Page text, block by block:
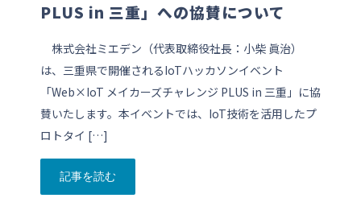
PLUS in 三重」への協賛について
株式会社ミエデン（代表取締役社長：小柴 眞治）
は、三重県で開催されるIoTハッカソンイベント
「Web×IoT メイカーズチャレンジ PLUS in 三重」に協
賛いたします。本イベントでは、IoT技術を活用したプ
ロトタイ […]
記事を読む